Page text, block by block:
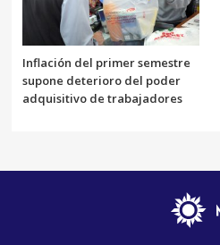
Inflación del primer semestre
supone deterioro del poder
adquisitivo de trabajadores